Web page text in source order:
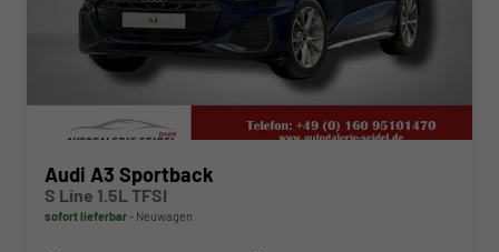
Audi A3 Sportback
S Line 1.5L TFSI
sofort lieferbar Neuwagen